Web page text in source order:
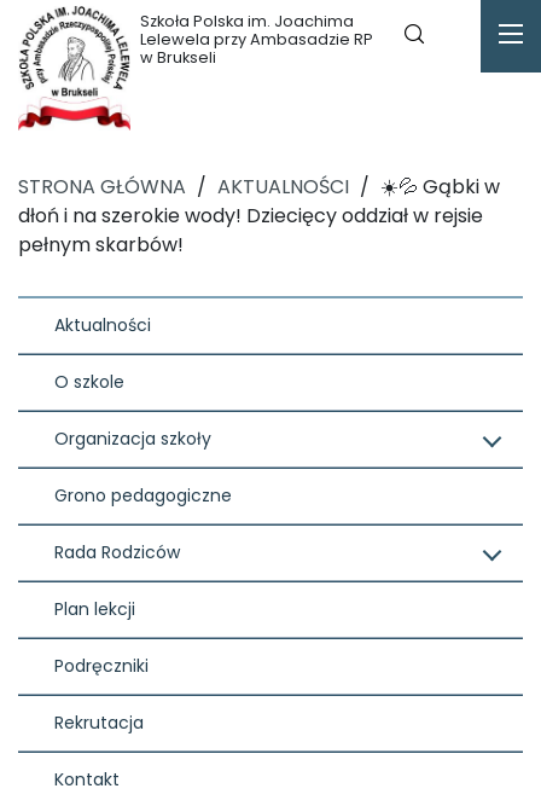
Szkoła Polska im. Joachima
Lelewela przy Ambasadzie RP
w Brukseli
STRONA GŁÓWNA / AKTUALNOŚCI / ☀️💦 Gąbki w
dłoń i na szerokie wody! Dziecięcy oddział w rejsie
pełnym skarbów!
Aktualności
O szkole
Organizacja szkoły
Grono pedagogiczne
Rada Rodziców
Plan lekcji
Podręczniki
Rekrutacja
Kontakt